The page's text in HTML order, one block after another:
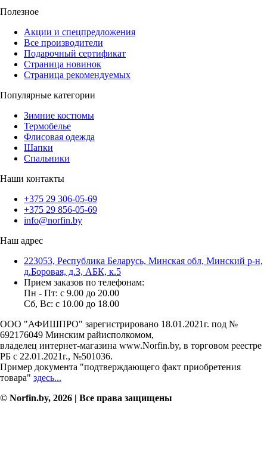
Полезное
Акции и спецпредложения
Все производители
Подарочный сертификат
Страница новинок
Страница рекомендуемых
Популярные категории
Зимние костюмы
Термобелье
Флисовая одежда
Шапки
Спальники
Наши контакты
+375 29 306-05-69
+375 29 856-05-69
info@norfin.by
Наш адрес
223053, Республика Беларусь, Минская обл, Минский р-н,
д.Боровая, д.3, АБК, к.5
Прием заказов по телефонам:
Пн - Пт: c 9.00 до 20.00
Сб, Вс: c 10.00 до 18.00
ООО "АФИШПРО" зарегистрировано 18.01.2021г. под №
692176049 Минским райисполкомом,
владелец интернет-магазина www.Norfin.by, в торговом реестре
РБ с 22.01.2021г., №501036.
Пример документа "подтверждающего факт приобретения
товара" здесь...
© Norfin.by, 2026 | Все права защищены